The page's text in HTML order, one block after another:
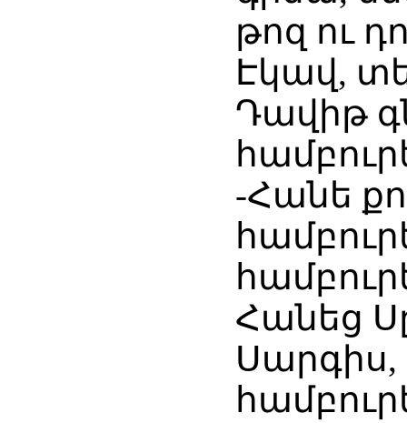
թոզ ու
Էկավ,
Դավիթ
-Հանե
Հանեց
Սարգիս,